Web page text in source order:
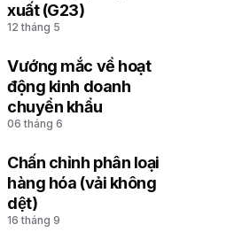
xuất (G23)
12 tháng 5
Vướng mắc về hoạt
động kinh doanh
chuyển khẩu
06 tháng 6
Chấn chỉnh phân loại
hàng hóa (vải không
dệt)
16 tháng 9